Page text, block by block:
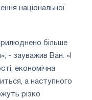
національної
більше
- зауважив Ван. «І
економічна
а наступного
різко